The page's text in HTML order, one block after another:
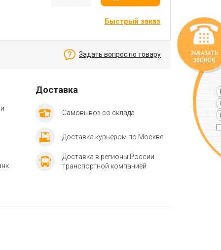
Быстрый заказ
Задать вопрос по товару
Доставка
Самовывоз со склада
Доставка курьером по Москве
Доставка в регионы России
транспортной компанией